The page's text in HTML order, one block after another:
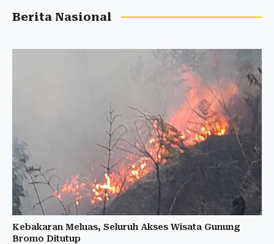
Berita Nasional
Kebakaran Meluas, Seluruh Akses Wisata Gunung
Bromo Ditutup